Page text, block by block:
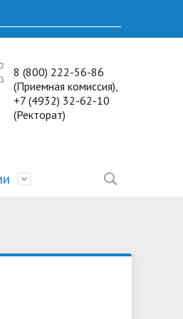
8 (800) 222-56-86
(Приемная комиссия),
+7 (4932) 32-62-10
(Ректорат)
заданий